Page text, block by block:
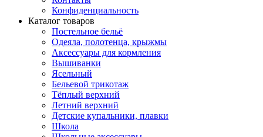
Конфиденциальность
Каталог товаров
Постельное бельё
Одеяла, полотенца, крыжмы
Аксессуары для кормления
Вышиванки
Ясельный
Бельевой трикотаж
Тёплый верхний
Летний верхний
Детские купальники, плавки
Школа